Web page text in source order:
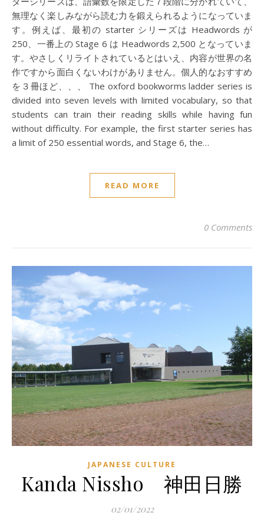
無理なく楽しみながら読む力を鍛えられるようになっていま
す。例えば、最初の starter シリーズは Headwords が
250、一番上の Stage 6 は Headwords 2,500 となっていま
す。やさしくリライトされているとはいえ、内容が世界の名
作ですから面白くないわけがありません。個人的なおすすめ
を３冊ほど、、、 The oxford bookworms ladder series is
divided into seven levels with limited vocabulary, so that
students can train their reading skills while having fun
without difficulty. For example, the first starter series has
a limit of 250 essential words, and Stage 6, the…
READ MORE
0 Comments
JAPANESE CULTURE
Kanda Nissho 神田日勝
02/01/2022